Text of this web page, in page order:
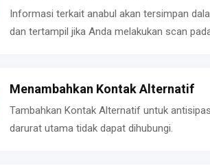
Informasi terkait anabul akan tersimpan
dan tertampil jika Anda melakukan scan
Menambahkan Kontak Alternatif
Tambahkan Kontak Alternatif untuk
darurat utama tidak dapat dihubungi.